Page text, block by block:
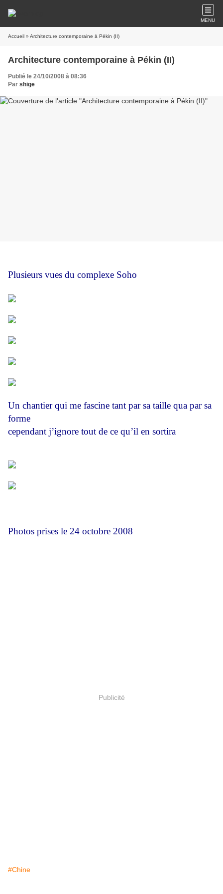
MENU
Accueil » Architecture contemporaine à Pékin (II)
Architecture contemporaine à Pékin (II)
Publié le 24/10/2008 à 08:36
Par shige
Plusieurs vues du complexe Soho
Un chantier qui me fascine tant par sa taille qua par sa
forme
cependant j’ignore tout de ce qu’il en sortira
Photos prises le 24 octobre 2008
Publicité
#Chine